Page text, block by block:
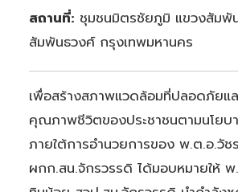
สถานที่: ชุมชนมิตรชัยภูมิ แขวงสัมพั
สัมพันธวงศ์ กรุงเทพมหานคร
เพื่อสร้างสภาพแวดล้อมที่ปลอดภัยแ
คุณภาพชีวิตของประชาชนตามนโยบ
ภายใต้การอำนวยการของ พ.ต.อ.วัช
ผกก.สน.จักรวรรดิ ได้มอบหมายให้